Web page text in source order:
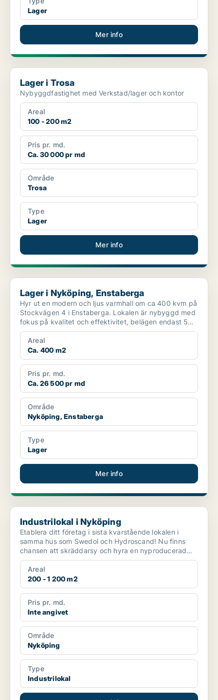
Lager
Mer info
Lager i Trosa
Lager i Trosa
Nybyggdfastighet med Verkstad/lager och kontor
Areal
100 - 200 m2
Pris pr. md.
Ca. 30 000 pr md
Område
Trosa
Type
Lager
Mer info
Lager i Nyköping, Enstaberga
Lager i Nyköping, Enstaberga
Hyr ut en modern och ljus varmhall om ca 400 kvm på
Stockvägen 4 i Enstaberga. Lokalen är nybyggd med
fokus på kvalitet och effektivitet, belägen endast 5
mi...
Areal
Ca. 400 m2
Pris pr. md.
Ca. 26 500 pr md
Område
Nyköping, Enstaberga
Type
Lager
Mer info
Industrilokal i Nyköping
Industrilokal i Nyköping
Etablera ditt företag i sista kvarstående lokalen i
samma hus som Swedol och Hydroscand! Nu finns
chansen att skräddarsy och hyra en nyproducerad
lokal på...
Areal
200 - 1 200 m2
Pris pr. md.
Inte angivet
Område
Nyköping
Type
Industrilokal